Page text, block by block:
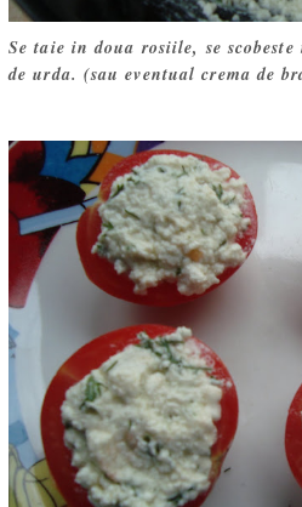
Se taie in doua rosiile, se
de urda. (sau eventual crema de